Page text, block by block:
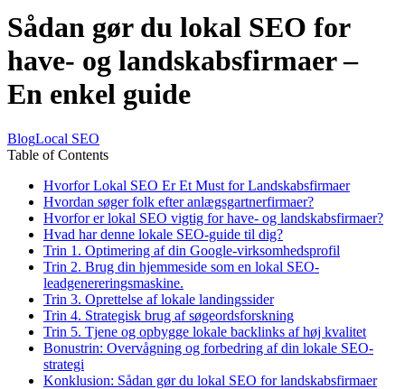
Sådan gør du lokal SEO for
have- og landskabsfirmaer –
En enkel guide
BlogLocal SEO
Table of Contents
Hvorfor Lokal SEO Er Et Must for Landskabsfirmaer
Hvordan søger folk efter anlægsgartnerfirmaer?
Hvorfor er lokal SEO vigtig for have- og landskabsfirmaer?
Hvad har denne lokale SEO-guide til dig?
Trin 1. Optimering af din Google-virksomhedsprofil
Trin 2. Brug din hjemmeside som en lokal SEO-
leadgenereringsmaskine.
Trin 3. Oprettelse af lokale landingssider
Trin 4. Strategisk brug af søgeordsforskning
Trin 5. Tjene og opbygge lokale backlinks af høj kvalitet
Bonustrin: Overvågning og forbedring af din lokale SEO-
strategi
Konklusion: Sådan gør du lokal SEO for landskabsfirmaer